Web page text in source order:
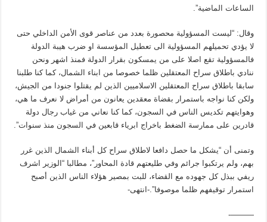
الساعات الماضية”.
وقال: “ليست المسؤولية محصورة بعدد من عناصر قوى الأمن الداخلي حتى
لا يؤدي تحميلهم المسؤولية الى تعطيل المؤسسة او ضرب هيبة الدولة
فالمسؤولية تقع اصلا على من يمسكون بقرار الدولة فمنذ اشهر ونحن
ننادي باطلاق سراح المعتقلين ظلما خصوصا من ابناء الشمال، كما كنا طلبنا
سابقا باطلاق سراح المعتقلين الاسلاميين الذين لم يقتلوا جنودا من الجيش،
ولكن كنا نواجه باستمرار بقضاة معقدين يعانون من أمراض لا نعرف ما هي،
وهوايتهم تكديس الناس في السجون، كما كنا نعاني من غياب رجال دولة
قادرين على ممارسة الضغط باخراج ابرياء قابعين في السجون منذ سنوات”.
وتمنى أن “يشكل ما حصل دافعا لاطلاق سراح كل أبناء الشمال الذين غرر
بهم، ولم يرتكبوا جرائم وفي طليعتهم قادة المحاور”، مطالبا “الوزير اشرف
ريفي ببذل كل جهوده مع القضاء، للبت بمصير هؤلاء الناس الذين أصبح
استمرار توقيفهم ظلما موصوفا”.-انتهى-
———-